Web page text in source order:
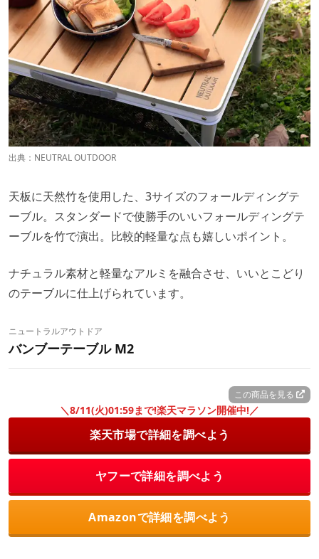
出典： NEUTRAL OUTDOOR
天板に天然竹を使用した、3サイズのフォールディングテ
ーブル。スタンダードで使勝手のいいフォールディングテ
ーブルを竹で演出。比較的軽量な点も嬉しいポイント。
ナチュラル素材と軽量なアルミを融合させ、いいとこどり
のテーブルに仕上げられています。
ニュートラルアウトドア
バンブーテーブル M2
この商品を見る
＼8/11(火)01:59まで!楽天マラソン開催中!／
楽天市場で詳細を調べよう
ヤフーで詳細を調べよう
Amazonで詳細を調べよう